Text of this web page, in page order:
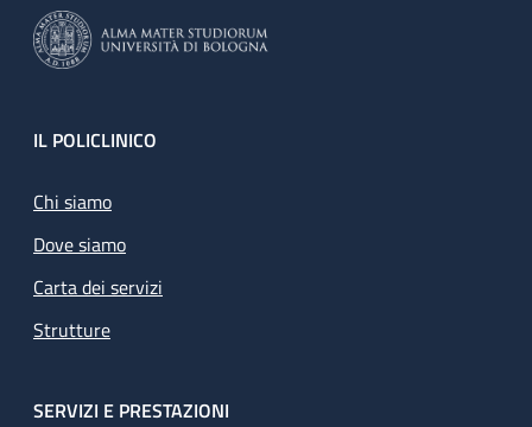
Footer
IL POLICLINICO
Chi siamo
Dove siamo
Carta dei servizi
Strutture
SERVIZI E PRESTAZIONI